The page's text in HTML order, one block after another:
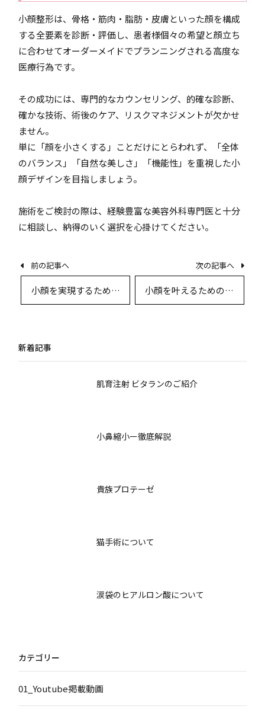
小顔整形は、骨格・筋肉・脂肪・皮膚といった顔を構成
する全要素を診断・評価し、患者様個々の希望と顔立ち
に合わせてオーダーメイドでプランニングされる高度な
医療行為です。
その成功には、専門的なカウンセリング、的確な診断、
確かな技術、術後のケア、リスクマネジメントが欠かせ
ません。
単に「顔を小さくする」ことだけにとらわれず、「全体
のバランス」「自然な美しさ」「機能性」を重視した小
顔デザインを目指しましょう。
施術をご検討の際は、経験豊富な美容外科専門医と十分
に相談し、納得のいく選択を心掛けてください。
前の記事へ
小顔を実現するための
美容外科的アプローチ
次の記事へ
小顔を叶えるための美
容外科的アプローチと
新着記事
肌育注射 ビタランのご紹介
小鼻縮小ー徹底解説
貴族プロテーゼ
猫手術について
涙袋のヒアルロン酸について
カテゴリー
01_Youtube掲載動画